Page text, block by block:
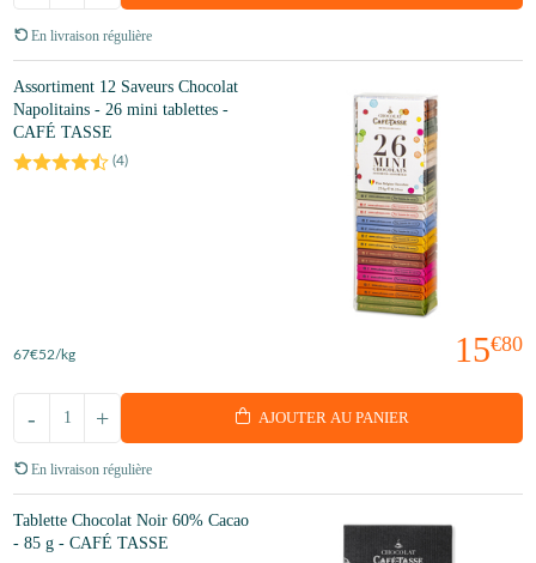
En livraison régulière
Assortiment 12 Saveurs Chocolat
Napolitains - 26 mini tablettes -
CAFÉ TASSE
(4)
15€80
67€52/kg
+
- AJOUTER AU PANIER
En livraison régulière
Tablette Chocolat Noir 60% Cacao
- 85 g - CAFÉ TASSE